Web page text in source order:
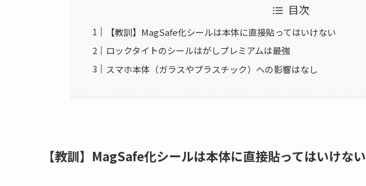
目次
【教訓】MagSafe化シールは本体に直接貼ってはいけない
ロックタイトのシールはがしプレミアムは最強
スマホ本体（ガラスやプラスチック）への影響はなし
【教訓】MagSafe化シールは本体に直接貼ってはいけない